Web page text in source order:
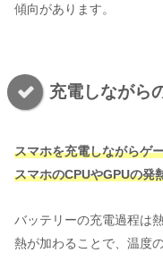
傾向があります。
充電しながら
スマホを充電しながらゲ
スマホのCPUやGPUの発
バッテリーの充電過程は
熱が加わることで、温度